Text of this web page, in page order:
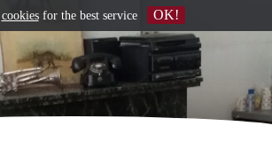
cookiesfor the best service OK!